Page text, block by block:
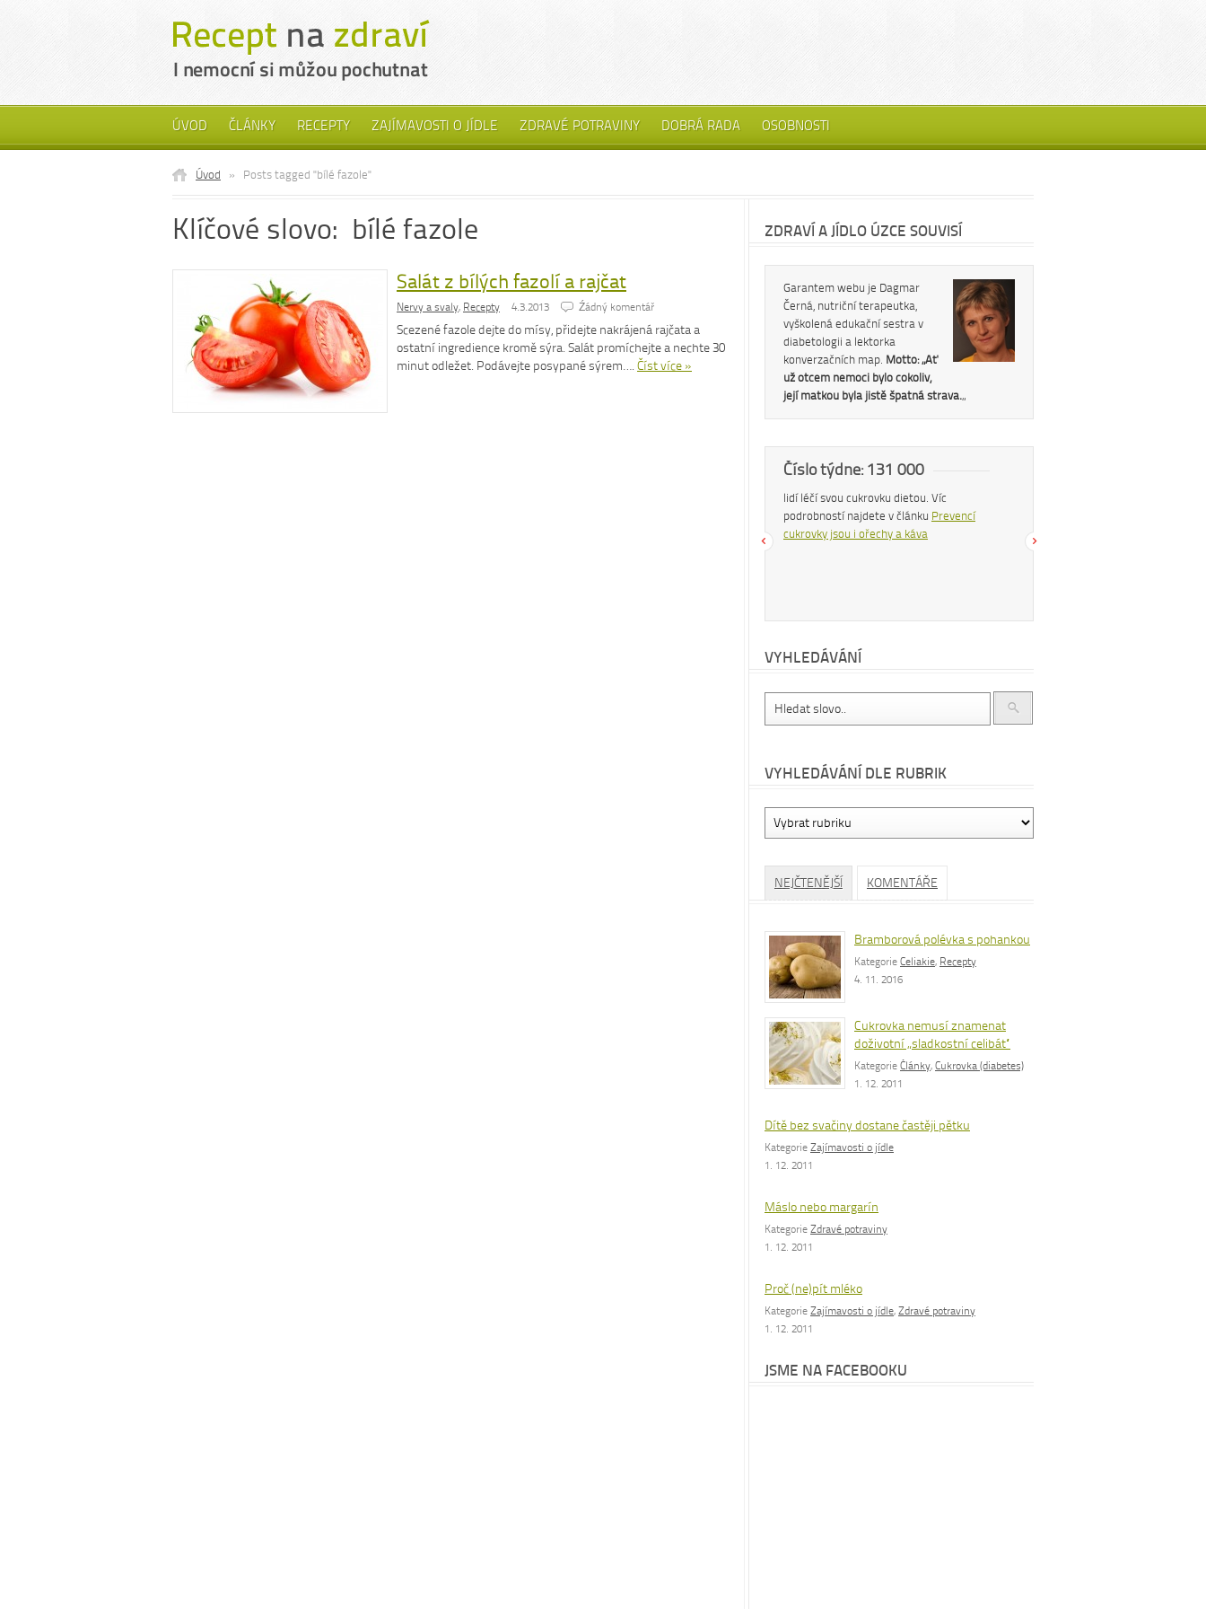
ÚVOD ČLÁNKY RECEPTY ZAJÍMAVOSTI O JÍDLE ZDRAVÉ POTRAVINY DOBRÁ RADA OSOBNOSTI
Úvod » Posts tagged "bílé fazole"
Klíčové slovo: bílé fazole
Salát z bílých fazolí a rajčat
Nervy a svaly, Recepty 4.3.2013 Źádný komentář
Scezené fazole dejte do mísy, přidejte nakrájená rajčata a
ostatní ingredience kromě sýra. Salát promíchejte a nechte 30
minut odležet. Podávejte posypané sýrem…. Číst více »
ZDRAVÍ A JÍDLO ÚZCE SOUVISÍ
Garantem webu je Dagmar
Černá, nutriční terapeutka,
vyškolená edukační sestra v
diabetologii a lektorka
konverzačních map. Motto: „Ať
už otcem nemoci bylo cokoliv,
její matkou byla jistě špatná strava.„
Číslo týdne: 131 000
lidí léčí svou cukrovku dietou. Víc
podrobností najdete v článku Prevencí
cukrovky jsou i ořechy a káva
čemuž se po pikantním jídle můžeme
cítit šťastnější a spokojenější. Více se
VYHLEDÁVÁNÍ
VYHLEDÁVÁNÍ DLE RUBRIK
dle
NEJČTENĚJŠÍ KOMENTÁŘE
Bramborová polévka s pohankou
Kategorie Celiakie, Recepty
4. 11. 2016
Cukrovka nemusí znamenat
doživotní „sladkostní celibát“
Kategorie Články, Cukrovka (diabetes)
1. 12. 2011
Dítě bez svačiny dostane častěji pětku
Kategorie Zajímavosti o jídle
1. 12. 2011
Máslo nebo margarín
Kategorie Zdravé potraviny
1. 12. 2011
Proč (ne)pít mléko
Kategorie Zajímavosti o jídle, Zdravé potraviny
1. 12. 2011
JSME NA FACEBOOKU